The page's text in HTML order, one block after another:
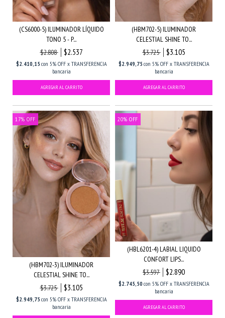
(CS6000-5) ILUMINADOR LÍQUIDO
TONO 5 - P...
$2.808
$2.537
$2.410,15 con 5% OFF x TRANSFERENCIA
bancaria
(HBM702-5) ILUMINADOR
CELESTIAL SHINE TO...
$3.725
$3.105
$2.949,75 con 5% OFF x TRANSFERENCIA
bancaria
17% OFF
(HBM702-3) ILUMINADOR
CELESTIAL SHINE TO...
$3.725
$3.105
$2.949,75 con 5% OFF x TRANSFERENCIA
bancaria
20% OFF
(HBL6201-4) LABIAL LIQUIDO
CONFORT LIPS...
$3.597
$2.890
$2.745,50con 5% OFF x TRANSFERENCIA
bancaria